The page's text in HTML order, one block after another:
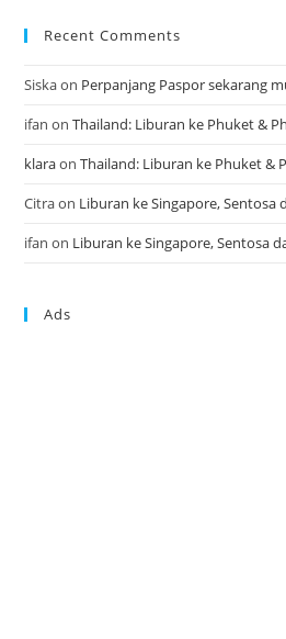
Recent Comments
Siskaon Perpanjang Paspor sekarang
ifan onThailand: Liburan ke Phuket &
klaraonThailand: Liburan ke Phuket &
Citraon Liburan ke Singapore, Sentosa
ifan on Liburan ke Singapore, Sentosa
Ads